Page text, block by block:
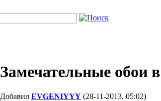
Замечательные обои
Добавил EVGENIYYY (28-11-2013, 05:02)